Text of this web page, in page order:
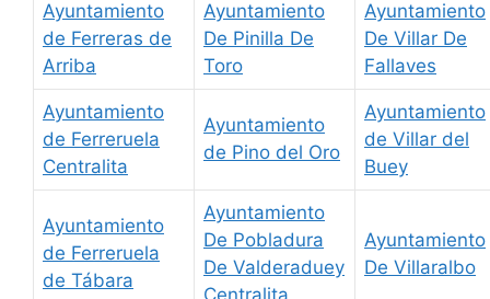
Ayuntamiento
de Ferreras de
Arriba
Ayuntamiento
De Pinilla De
Toro
Ayuntamiento
De Villar De
Fallaves
Ayuntamiento
de Ferreruela
Centralita
Ayuntamiento
de Pino del Oro
Ayuntamiento
de Villar del
Buey
Ayuntamiento
de Ferreruela
de Tábara
Ayuntamiento
De Pobladura
De Valderaduey
Ayuntamiento
De Villaralbo